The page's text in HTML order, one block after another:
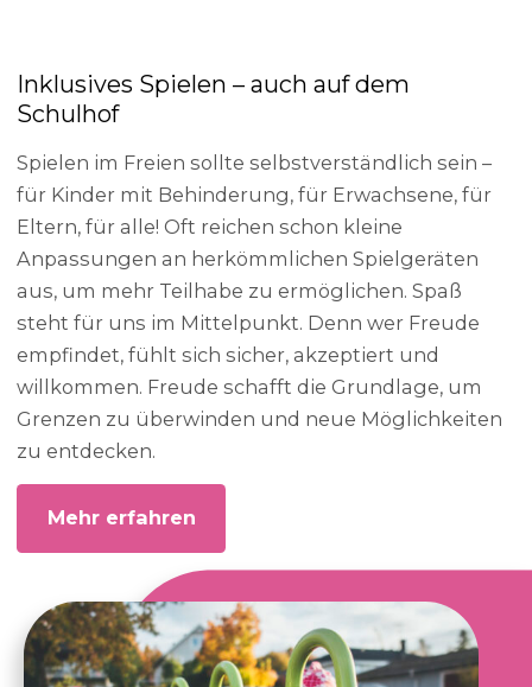
Inklusives Spielen – auch auf dem
Schulhof
Spielen im Freien sollte selbstverständlich sein –
für Kinder mit Behinderung, für Erwachsene, für
Eltern, für alle! Oft reichen schon kleine
Anpassungen an herkömmlichen Spielgeräten
aus, um mehr Teilhabe zu ermöglichen. Spaß
steht für uns im Mittelpunkt. Denn wer Freude
empfindet, fühlt sich sicher, akzeptiert und
willkommen. Freude schafft die Grundlage, um
Grenzen zu überwinden und neue Möglichkeiten
zu entdecken.
Mehr erfahren